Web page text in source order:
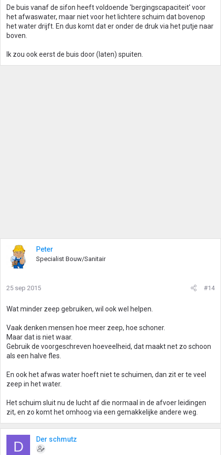
De buis vanaf de sifon heeft voldoende 'bergingscapaciteit' voor
het afwaswater, maar niet voor het lichtere schuim dat bovenop
het water drijft. En dus komt dat er onder de druk via het putje naar
boven.
Ik zou ook eerst de buis door (laten) spuiten.
Peter
Specialist Bouw/Sanitair
25 sep 2015 #14
Wat minder zeep gebruiken, wil ook wel helpen.
Vaak denken mensen hoe meer zeep, hoe schoner.
Maar dat is niet waar.
Gebruik de voorgeschreven hoeveelheid, dat maakt net zo schoon
als een halve fles.
En ook het afwas water hoeft niet te schuimen, dan zit er te veel
zeep in het water.
Het schuim sluit nu de lucht af die normaal in de afvoer leidingen
zit, en zo komt het omhoog via een gemakkelijke andere weg.
D Der schmutz